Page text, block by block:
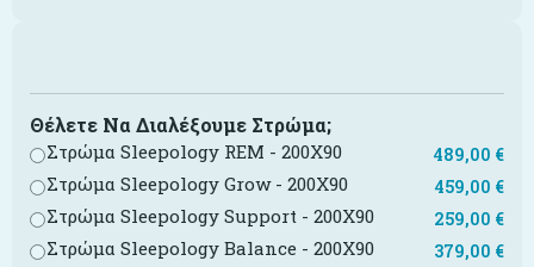
Θέλετε Να Διαλέξουμε Στρώμα;
Στρώμα Sleepology REM - 200X90 489,00 €
Στρώμα Sleepology Grow - 200X90 459,00 €
Στρώμα Sleepology Support - 200X90 259,00 €
Στρώμα Sleepology Balance - 200X90 379,00 €